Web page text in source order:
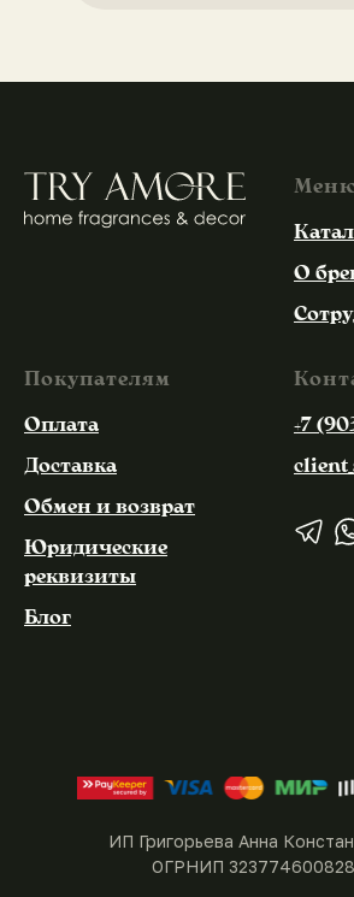
О
Покупателям
Оплата
Доставка
Обмен и возврат
Юридические
реквизиты
Блог
+7
ИП Григорьева Анна
ОГРНИП